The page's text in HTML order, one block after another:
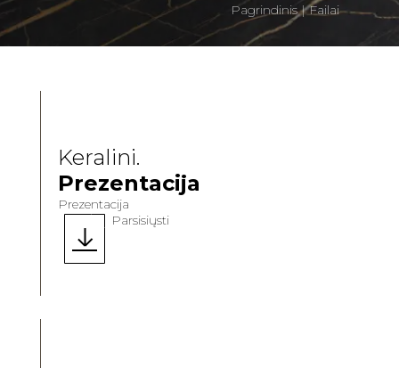
Pagrindinis|Failai
Keralini.
Prezentacija
Prezentacija
Parsisiųsti